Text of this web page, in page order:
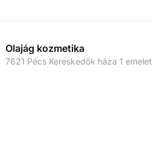
Olajág kozmetika
7621 Pécs Kereskedők háza 1 emelet